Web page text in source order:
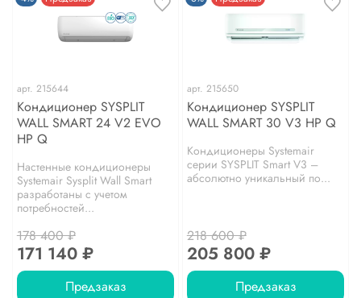
арт. 215644
Кондиционер SYSPLIT
WALL SMART 24 V2 EVO
HP Q
Настенные кондиционеры
Systemair Sysplit Wall Smart
разработаны с учетом
потребностей...
178 400 ₽
171 140 ₽
Предзаказ
арт. 215650
Кондиционер SYSPLIT
WALL SMART 30 V3 HP Q
Кондиционеры Systemair
серии SYSPLIT Smart V3 –
абсолютно уникальный по...
218 600 ₽
205 800 ₽
Предзаказ